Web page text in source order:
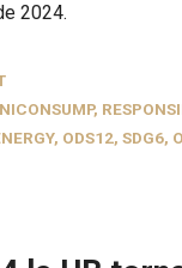
2024.
,
, ODS12, SDG6,